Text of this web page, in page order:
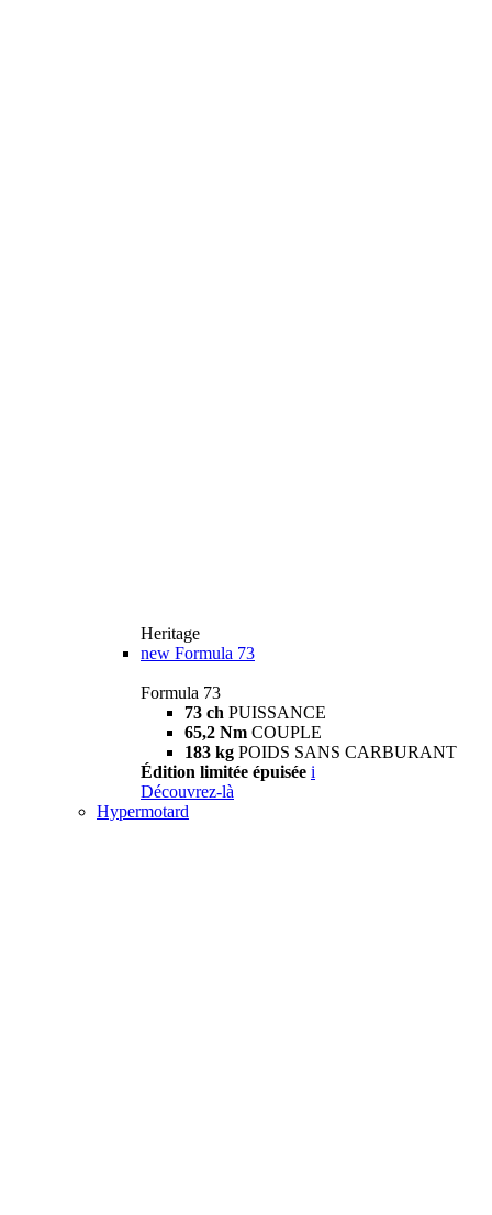
Heritage
new Formula 73
Formula 73
73 ch PUISSANCE
65,2 Nm COUPLE
183 kg POIDS SANS CARBURANT
Édition limitée épuisée i
Découvrez-là
Hypermotard